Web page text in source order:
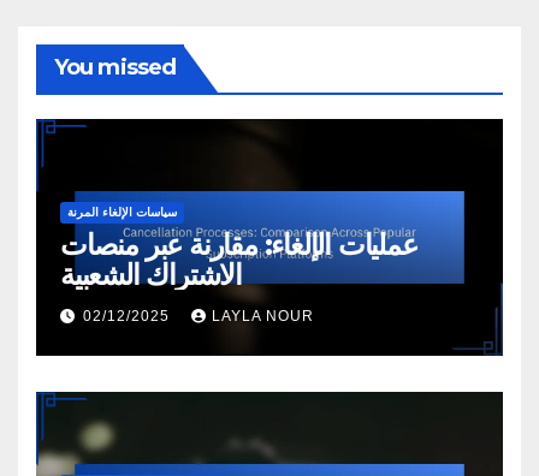
You missed
سياسات الإلغاء المرنة
عمليات الإلغاء: مقارنة عبر منصات
الاشتراك الشعبية
02/12/2025 LAYLA NOUR